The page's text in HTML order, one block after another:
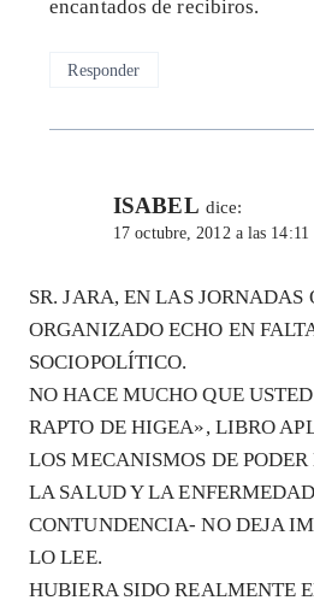
encantados de recibiros.
Responder
ISABEL dice:
17 octubre, 2012 a las 14:11
SR. JARA, EN LAS JORNADAS
ORGANIZADO ECHO EN
SOCIOPOLÍTICO.
NO HACE MUCHO QUE
RAPTO DE HIGEA», LIBRO
LOS MECANISMOS DE
LA SALUD Y LA
CONTUNDENCIA- NO DEJA
LO LEE.
HUBIERA SIDO REALMENTE